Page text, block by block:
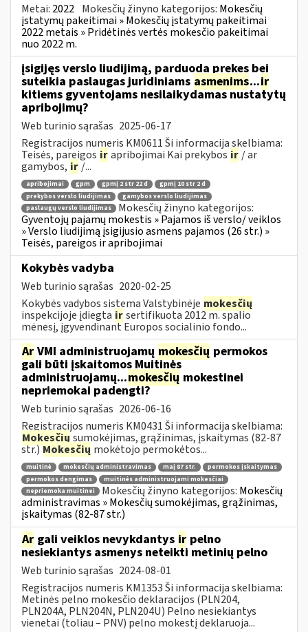
Metai: 2022 Mokesčių žinyno kategorijos: Mokesčių
įstatymų pakeitimai » Mokesčių įstatymų pakeitimai
2022 metais » Pridėtinės vertės mokesčio pakeitimai
nuo 2022 m.
įsigijęs verslo liudijimą, parduoda prekes bei
suteikia paslaugas juridiniams asmenims...ir
kitiems gyventojams nesilaikydamas nustatytų
apribojimų?
Web turinio sąrašas 2025-06-17
Registracijos numeris KM0611 Ši informacija skelbiama:
Teisės, pareigos irapribojimai Kai prekybos ir / ar
gamybos, ir /...
apribojimai gpm gpmį 2 str 22 d
gpmį 10 str 2 d
prekybos verslo liudijimas
gamybos verslo liudijimas
paslaugų verslo liudijimas
Mokesčių žinyno kategorijos:
Gyventojų pajamų mokestis » Pajamos iš verslo/ veiklos
» Verslo liudijimą įsigijusio asmens pajamos (26 str.) »
Teisės, pareigos ir apribojimai
Kokybės vadyba
Web turinio sąrašas 2020-02-25
Kokybės vadybos sistema Valstybinėje mokesčių
inspekcijoje įdiegta irsertifikuota 2012 m. spalio
mėnesį, įgyvendinant Europos socialinio fondo...
Ar VMI administruojamų mokesčių permokos
gali būti įskaitomos Muitinės
administruojamų...mokesčių mokestinei
nepriemokai padengti?
Web turinio sąrašas 2026-06-16
Registracijos numeris KM0431 Ši informacija skelbiama:
Mokesčių sumokėjimas, grąžinimas, įskaitymas (82-87
str.)Mokesčių mokėtojo permokėtos...
muitinė mokesčių administravimas maį 87 str.
permokos įskaitymas
permokos dengimas
muitinės administruojami mokesčiai
nepriemoka muitinei
Mokesčių žinyno kategorijos: Mokesčių
administravimas » Mokesčių sumokėjimas, grąžinimas,
įskaitymas (82-87 str.)
Ar gali veiklos nevykdantys ir pelno
nesiekiantys asmenys neteikti metinių pelno
Web turinio sąrašas 2024-08-01
Registracijos numeris KM1353 Ši informacija skelbiama:
Metinės pelno mokesčio deklaracijos (PLN204,
PLN204A, PLN204N, PLN204U) Pelno nesiekiantys
vienetai (toliau – PNV) pelno mokestį deklaruoja...